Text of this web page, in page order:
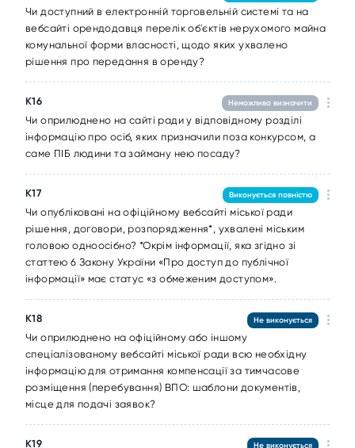
Чи доступний в електронній торговельній системі та на
вебсайті орендодавця перелік об'єктів нерухомого майна
комунальної форми власності, щодо яких ухвалено
рішення про передання в оренду?
К16
Чи оприлюднено на сайті ради у відповідному розділі
інформацію про осіб, яких призначили поза конкурсом, а
саме ПІБ людини та займану нею посаду?
Неможливо визначити
К17
Чи опубліковані на офіційному вебсайті міської ради
рішення, договори, розпорядження*, ухвалені міським
головою одноосібно? *Окрім інформації, яка згідно зі
статтею 6 Закону України «Про доступ до публічної
інформації» має статус «з обмеженим доступом».
Виконується повністю
К18
Чи оприлюднено на офіційному або іншому
спеціалізованому вебсайті міської ради всю необхідну
інформацію для отримання компенсації за тимчасове
розміщення (перебування) ВПО: шаблони документів,
місце для подачі заявок?
Не виконується
К19 Не виконується